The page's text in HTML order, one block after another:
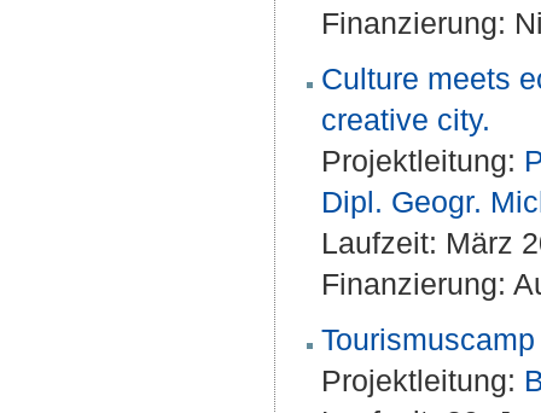
Finanzierung:
Culture meets
creative city.
Projektleitung:
Dipl. Geogr.
Laufzeit: März
Finanzierung:
Projektleitung: